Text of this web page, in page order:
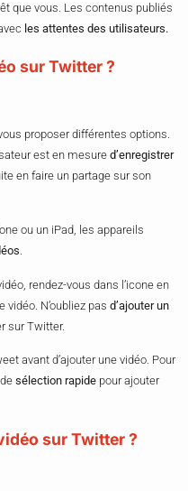
que vous. Les contenus publiés
les attentes des utilisateurs.
sur Twitter ?
proposer différentes options.
est en mesure d’enregistrer
en faire un partage sur son
ou un iPad, les appareils
.
rendez-vous dans l’icone en
vidéo. N’oubliez pas d’ajouter un
sur Twitter.
avant d’ajouter une vidéo. Pour
sélection rapide pour ajouter
sur Twitter ?